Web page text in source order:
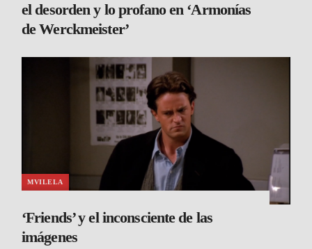
el desorden y lo profano en ‘Armonías
de Werckmeister’
MVILELA
‘Friends’ y el inconsciente de las
imágenes